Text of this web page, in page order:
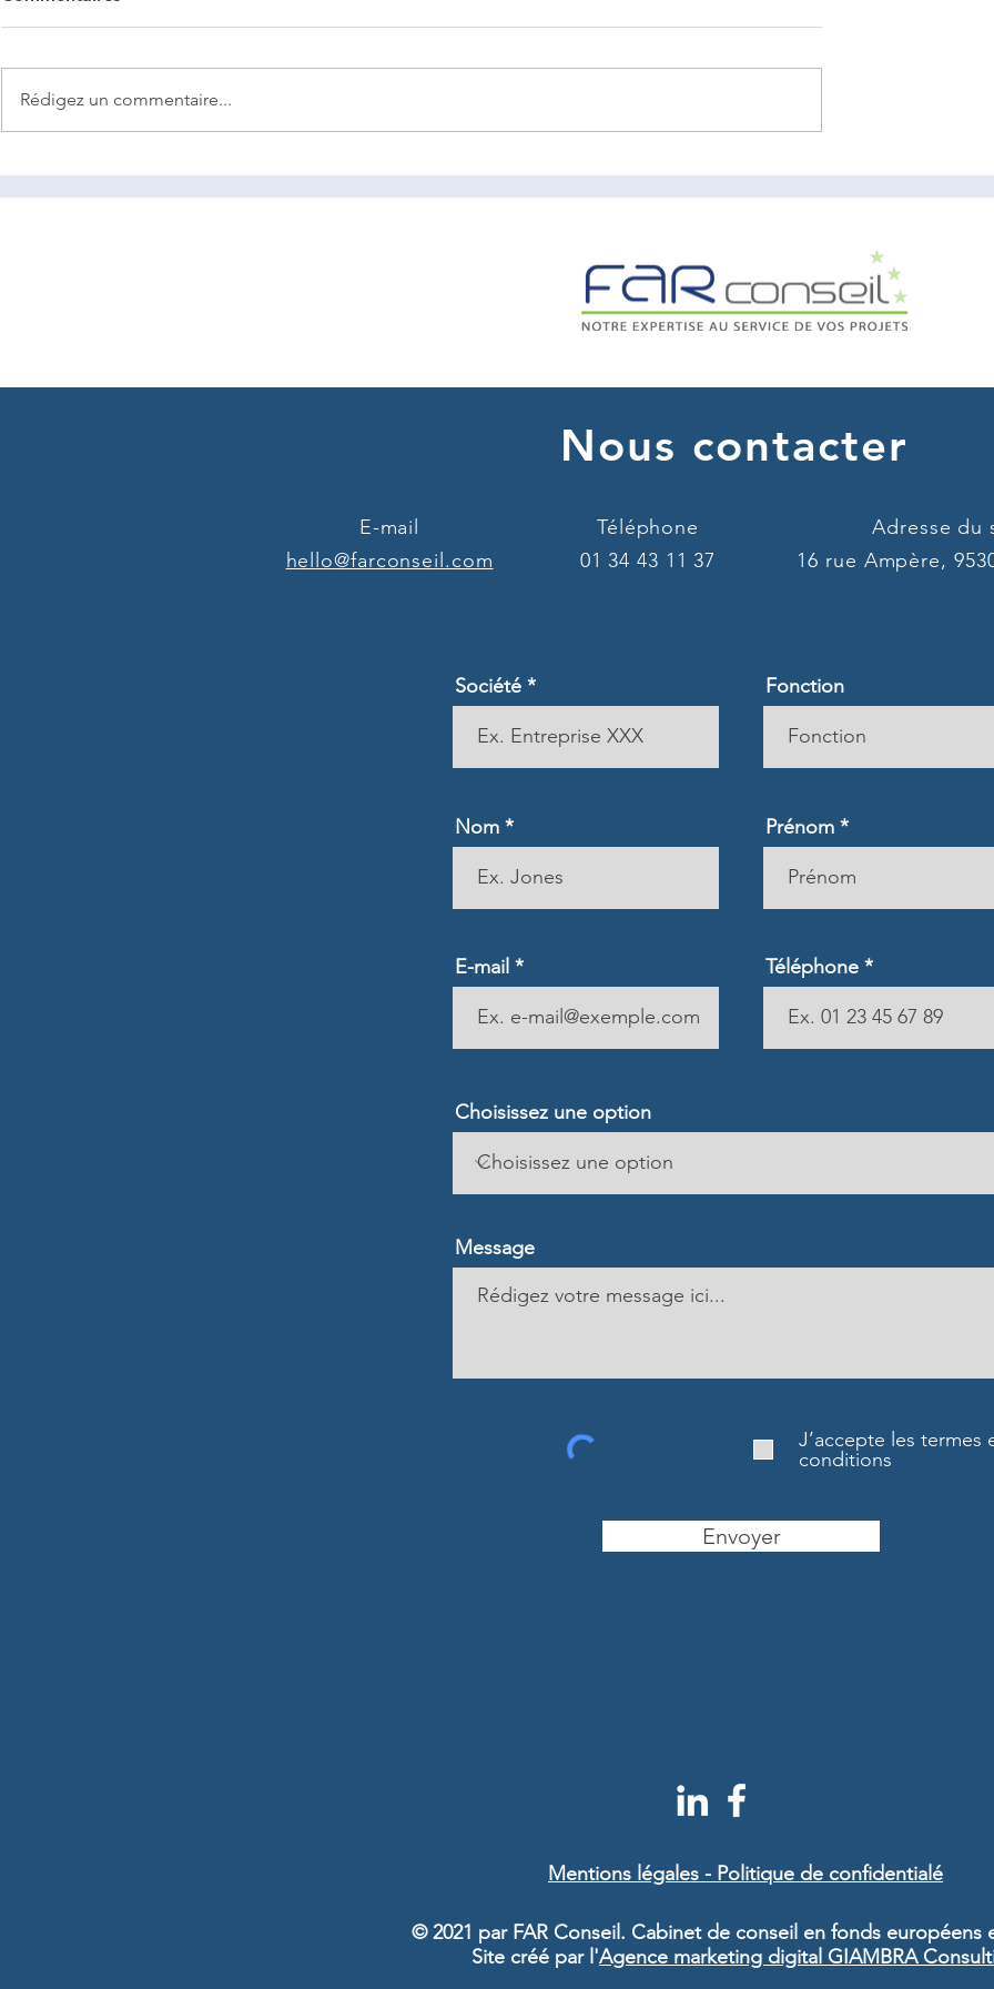
x FAR Conseil
FAR Conseil
confirmé !
Rédigez un commentaire...
Nous contacter
E-mail
hello@farconseil.com
Téléphone
01 34 43 11 37
Adresse du
16 rue Ampère,
Mentions légales - Politique de confidentialé
© 2021 par FAR Conseil. Cabinet de conseil en fonds européens
Site créé par l'Agence marketing digital GIAMBRA
Société Fonction
Nom Prénom
E-mail Téléphone
Choisissez une option
Message
J’accepte les termes
conditions
Envoyer